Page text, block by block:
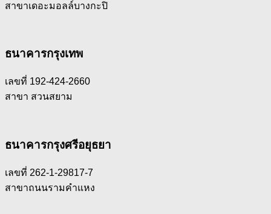
สาขาเดอะมอลล์บางกะปิ
ธนาคารกรุงเทพ
เลขที่ 192-424-2660
สาขา สวนสยาม
ธนาคารกรุงศรีอยุธยา
เลขที่ 262-1-29817-7
สาขาถนนรามคำแหง